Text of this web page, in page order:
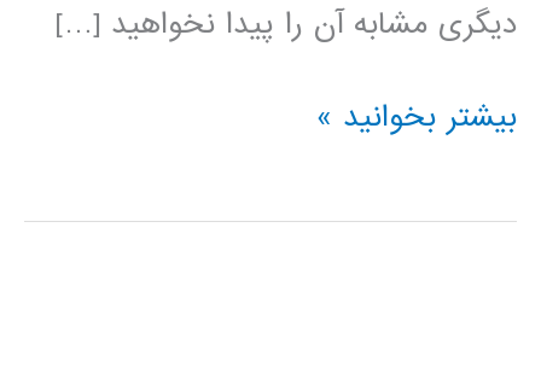
دیگری مشابه آن را پیدا نخواهید […]
سیر
پیاز
بیشتر بخوانید »